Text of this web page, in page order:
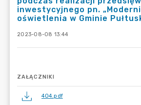
inwestycyjnego pn.
oświetlenia w Gminie
2023-08-08 13:44
ZAŁĄCZNIKI
404.pdf